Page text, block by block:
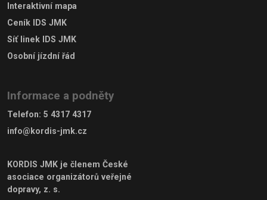
Interaktivní mapa
Ceník IDS JMK
Síť linek IDS JMK
Osobní jízdní řád
Informace a podněty
Telefon: 5 4317 4317
info@kordis-jmk.cz
KORDIS JMK je členem České
asociace organizátorů veřejné
dopravy, z. s.